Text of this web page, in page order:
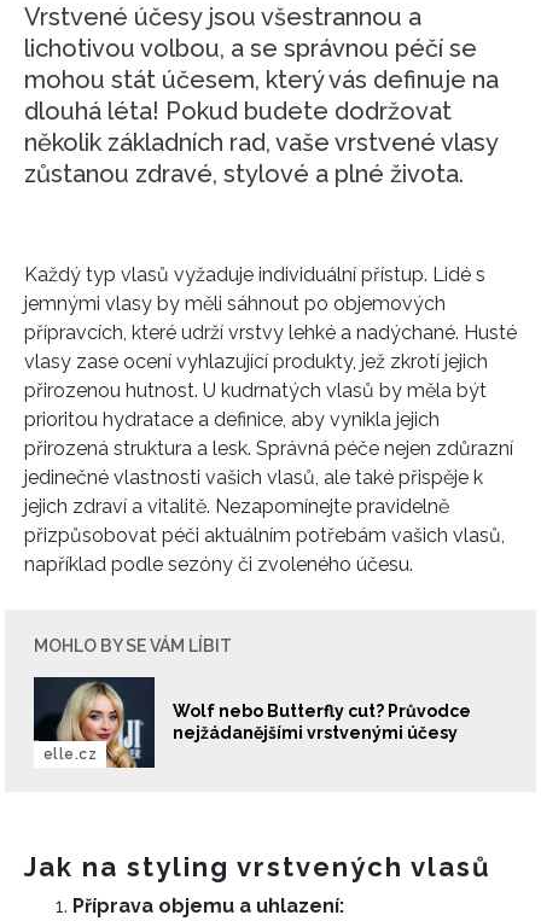
Vrstvené účesy jsou všestrannou a
lichotivou volbou, a se správnou péčí se
mohou stát účesem, který vás definuje na
dlouhá léta! Pokud budete dodržovat
několik základních rad, vaše vrstvené vlasy
zůstanou zdravé, stylové a plné života.
Každý typ vlasů vyžaduje individuální přístup. Lidé s
jemnými vlasy by měli sáhnout po objemových
přípravcích, které udrží vrstvy lehké a nadýchané. Husté
vlasy zase ocení vyhlazující produkty, jež zkrotí jejich
přirozenou hutnost. U kudrnatých vlasů by měla být
prioritou hydratace a definice, aby vynikla jejich
přirozená struktura a lesk. Správná péče nejen zdůrazní
jedinečné vlastnosti vašich vlasů, ale také přispěje k
jejich zdraví a vitalitě. Nezapomínejte pravidelně
přizpůsobovat péči aktuálním potřebám vašich vlasů,
například podle sezóny či zvoleného účesu.
MOHLO BY SE VÁM LÍBIT
Wolf nebo Butterfly cut? Průvodce
nejžádanějšími vrstvenými účesy
elle.cz
Jak na styling vrstvených vlasů
Příprava objemu a uhlazení: